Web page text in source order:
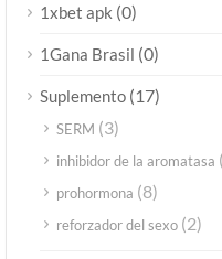
1xbet apk (0)
1Gana Brasil (0)
Suplemento (17)
SERM (3)
inhibidor de la aromatasa
prohormona (8)
reforzador del sexo (2)